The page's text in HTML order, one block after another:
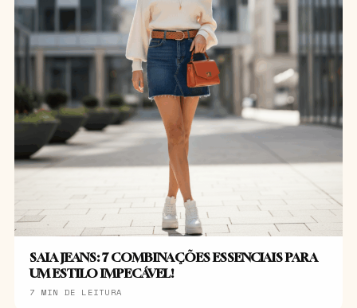
SAIA JEANS: 7 COMBINAÇÕES ESSENCIAIS PARA
UM ESTILO IMPECÁVEL!
7 MIN DE LEITURA